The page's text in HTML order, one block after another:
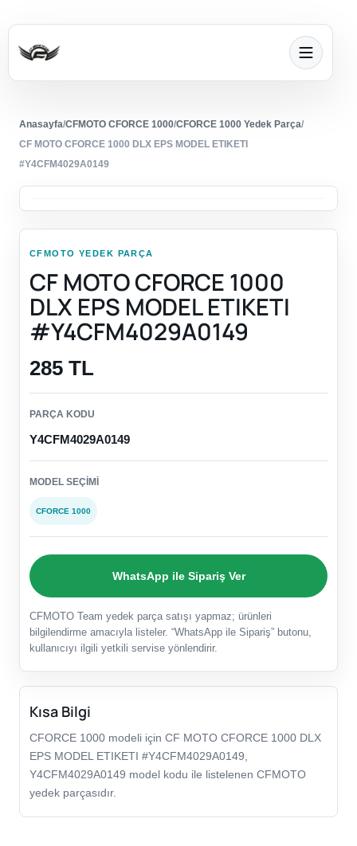
Anasayfa/CFMOTO CFORCE 1000/CFORCE 1000 Yedek Parça/
CF MOTO CFORCE 1000 DLX EPS MODEL ETIKETI
#Y4CFM4029A0149
CFMOTO YEDEK PARÇA
CF MOTO CFORCE 1000
DLX EPS MODEL ETIKETI
#Y4CFM4029A0149
285 TL
PARÇA KODU
Y4CFM4029A0149
MODEL SEÇIMI
CFORCE 1000
WhatsApp ile Sipariş Ver
CFMOTO Team yedek parça satışı yapmaz; ürünleri
bilgilendirme amacıyla listeler. “WhatsApp ile Sipariş” butonu,
kullanıcıyı ilgili yetkili servise yönlendirir.
Kısa Bilgi
CFORCE 1000 modeli için CF MOTO CFORCE 1000 DLX
EPS MODEL ETIKETI #Y4CFM4029A0149,
Y4CFM4029A0149 model kodu ile listelenen CFMOTO
yedek parçasıdır.